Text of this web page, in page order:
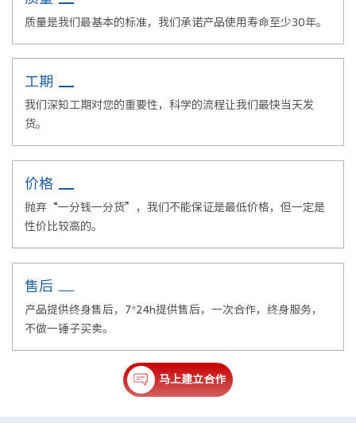
质量是我们最基本的标准，我们承诺产品使用寿命至少30年。
工期
我们深知工期对您的重要性，科学的流程让我们最快当天发
货。
价格
抛弃“一分钱一分货”，我们不能保证是最低价格，但一定是
性价比较高的。
售后
产品提供终身售后，7*24h提供售后，一次合作，终身服务，
不做一锤子买卖。
马上建立合作